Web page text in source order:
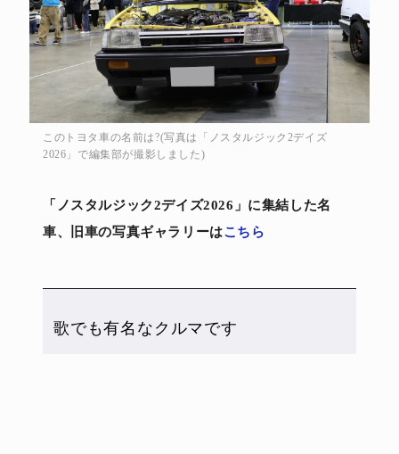
このトヨタ車の名前は?(写真は「ノスタルジック2デイズ
2026」で編集部が撮影しました)
「ノスタルジック2デイズ2026」に集結した名
車、旧車の写真ギャラリーはこちら
歌でも有名なクルマです